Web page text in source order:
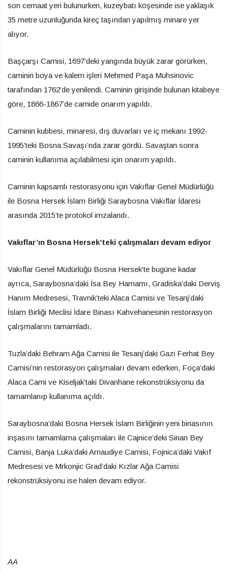
son cemaat yeri bulunurken, kuzeybatı köşesinde ise yaklaşık
35 metre uzunluğunda kireç taşından yapılmış minare yer
alıyor.
Başçarşı Camisi, 1697’deki yangında büyük zarar görürken,
caminin boya ve kalem işleri Mehmed Paşa Muhsinovic
tarafından 1762’de yenilendi. Caminin girişinde bulunan kitabeye
göre, 1866-1867’de camide onarım yapıldı.
Caminin kubbesi, minaresi, dış duvarları ve iç mekanı 1992-
1995’teki Bosna Savaşı’nda zarar gördü. Savaştan sonra
caminin kullanıma açılabilmesi için onarım yapıldı.
Caminin kapsamlı restorasyonu için Vakıflar Genel Müdürlüğü
ile Bosna Hersek İslam Birliği Saraybosna Vakıflar İdaresi
arasında 2015’te protokol imzalandı.
Vakıflar’ın Bosna Hersek’teki çalışmaları devam ediyor
Vakıflar Genel Müdürlüğü Bosna Hersek’te bugüne kadar
ayrıca, Saraybosna’daki İsa Bey Hamamı, Gradiska’daki Derviş
Hanım Medresesi, Travnik’teki Alaca Camisi ve Tesanj’daki
İslam Birliği Meclisi İdare Binası Kahvehanesinin restorasyon
çalışmalarını tamamladı.
Tuzla’daki Behram Ağa Camisi ile Tesanj’daki Gazi Ferhat Bey
Camisi’nin restorasyon çalışmaları devam ederken, Foça’daki
Alaca Cami ve Kiseljak’taki Divanhane rekonstrüksiyonu da
tamamlanıp kullanıma açıldı.
Saraybosna’daki Bosna Hersek İslam Birliğinin yeni binasının
inşasını tamamlama çalışmaları ile Cajnice’deki Sinan Bey
Camisi, Banja Luka’daki Arnaudiye Camisi, Fojnica’daki Vakıf
Medresesi ve Mrkonjic Grad’daki Kızlar Ağa Camisi
rekonstrüksiyonu ise halen devam ediyor.
AA